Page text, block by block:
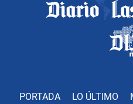
PORTADA LO ÚLTIMO